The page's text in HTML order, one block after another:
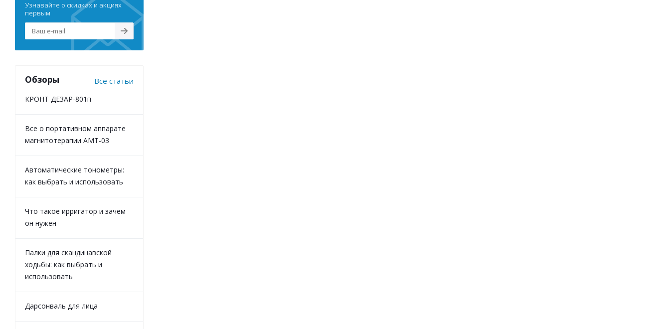
Узнавайте о скидках и акциях
первым
Обзоры Все статьи
КРОНТ ДЕЗАР-801п
Все о портативном аппарате
магнитотерапии АМТ-03
Автоматические тонометры:
как выбрать и использовать
Что такое ирригатор и зачем
он нужен
Палки для скандинавской
ходьбы: как выбрать и
использовать
Дарсонваль для лица